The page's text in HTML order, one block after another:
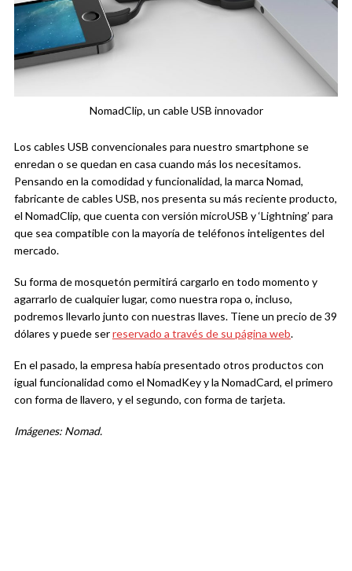
NomadClip, un cable USB innovador
Los cables USB convencionales para nuestro smartphone se
enredan o se quedan en casa cuando más los necesitamos.
Pensando en la comodidad y funcionalidad, la marca Nomad,
fabricante de cables USB, nos presenta su más reciente producto,
el NomadClip, que cuenta con versión microUSB y ‘Lightning’ para
que sea compatible con la mayoría de teléfonos inteligentes del
mercado.
Su forma de mosquetón permitirá cargarlo en todo momento y
agarrarlo de cualquier lugar, como nuestra ropa o, incluso,
podremos llevarlo junto con nuestras llaves. Tiene un precio de 39
dólares y puede serreservado a través de su página web.
En el pasado, la empresa había presentado otros productos con
igual funcionalidad como el NomadKey y la NomadCard, el primero
con forma de llavero, y el segundo, con forma de tarjeta.
Imágenes: Nomad.